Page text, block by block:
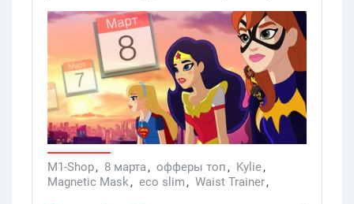
варикоза, вас ждет великолепный
женский конверт. А Гдетраффик
специально для вас сделал подборку
самых удачных офферов на которые
можно налить перед суровым женским
днем. Итак, поехали!
M1-Shop, 8 марта, офферы топ, Kylie,
Magnetic Mask, eco slim, Waist Trainer,